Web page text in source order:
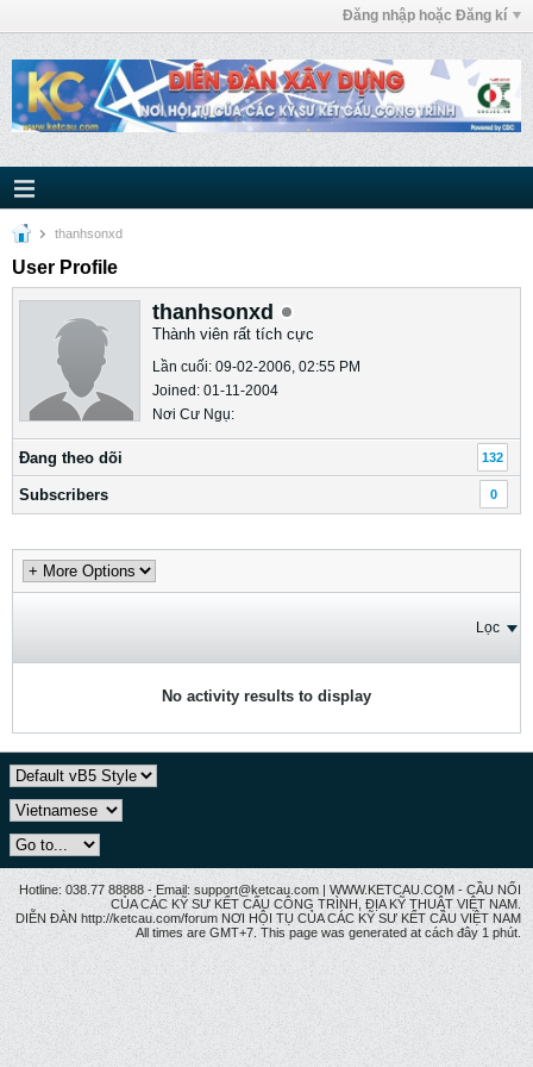
Đăng nhập hoặc Đăng kí
thanhsonxd
User Profile
thanhsonxd
Thành viên rất tích cực
Lần cuối: 09-02-2006, 02:55 PM
Joined: 01-11-2004
Nơi Cư Ngụ:
Ðang theo dõi 132
Subscribers 0
Lọc
No activity results to display
Hotline: 038.77 88888 - Email: support@ketcau.com | WWW.KETCAU.COM - CẦU NỐI
CỦA CÁC KỸ SƯ KẾT CẤU CÔNG TRÌNH, ĐỊA KỸ THUẬT VIỆT NAM.
DIỄN ĐÀN http://ketcau.com/forum NƠI HỘI TỤ CỦA CÁC KỸ SƯ KẾT CÂU VIỆT NAM
All times are GMT+7. This page was generated at cách đây 1 phút.